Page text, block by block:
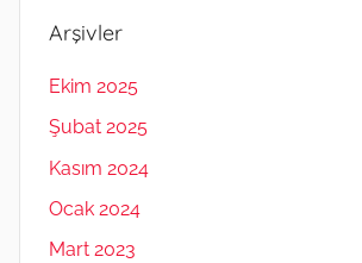
Arşivler
Ekim 2025
Şubat 2025
Kasım 2024
Ocak 2024
Mart 2023